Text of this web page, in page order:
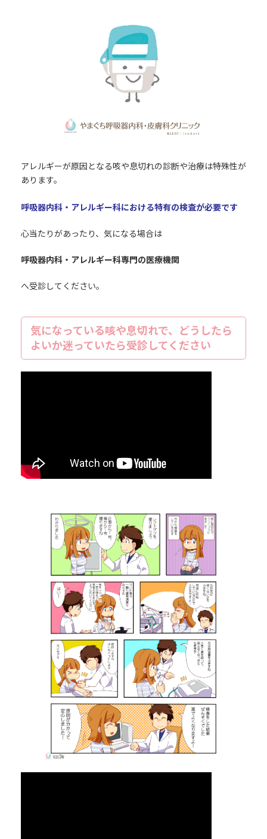
アレルギーが原因となる咳や息切れの診断や治療は特殊性が
あります。
呼吸器内科・アレルギー科における特有の検査が必要です
心当たりがあったり、気になる場合は
呼吸器内科・アレルギー科専門の医療機関
へ受診してください。
気になっている咳や息切れで、どうしたら
よいか迷っていたら受診してください